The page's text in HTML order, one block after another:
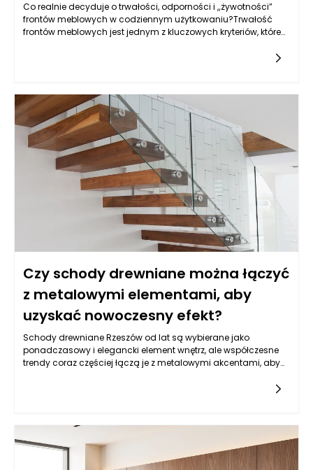
Co realnie decyduje o trwałości, odporności i „żywotności”
frontów meblowych w codziennym użytkowaniu?Trwałość
frontów meblowych jest jednym z kluczowych kryteriów, które
Czy schody drewniane można łączyć
z metalowymi elementami, aby
uzyskać nowoczesny efekt?
Schody drewniane Rzeszów od lat są wybierane jako
ponadczasowy i elegancki element wnętrz, ale współczesne
trendy coraz częściej łączą je z metalowymi akcentami, aby
drewna zestawione z surowością metalu tworzy kontrast, który
których pojawiają się takie zestawienia, zyskują na lekkości,
dynamice i wyrazistości, ponieważ metal wprowadza
geometryczną dyscyplinę, a drewno ociepla wizualnie
przestrzeń. Coraz więcej inwestorów wybiera schody